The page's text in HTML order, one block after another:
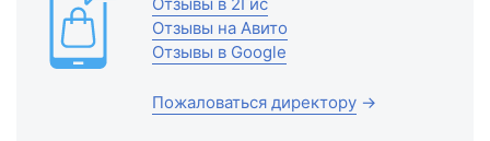
Отзывы на Авито
Отзывы в Google
Пожаловаться директору →